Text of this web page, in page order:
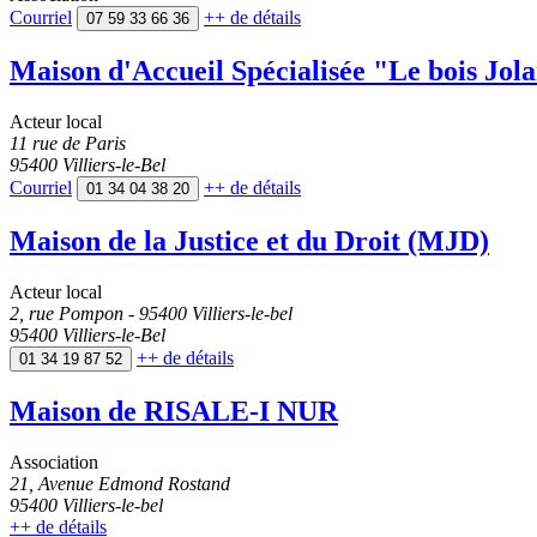
Courriel
07 59 33 66 36 ++ de détails
Maison d'Accueil Spécialisée "Le bois
Acteur local
11 rue de Paris
95400 Villiers-le-Bel
Courriel
01 34 04 38 20 ++ de détails
Maison de la Justice et du Droit (MJD)
Acteur local
2, rue Pompon - 95400 Villiers-le-bel
95400 Villiers-le-Bel
01 34 19 87 52 ++ de détails
Maison de RISALE-I NUR
Association
21, Avenue Edmond Rostand
95400 Villiers-le-bel
++ de détails